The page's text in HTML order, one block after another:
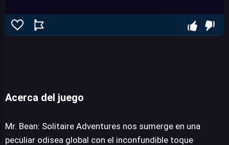
Mr. Bean: Solitaire Adventures
Acerca del juego
Mr. Bean: Solitaire Adventures nos sumerge en una
peculiar odisea global con el inconfundible toque